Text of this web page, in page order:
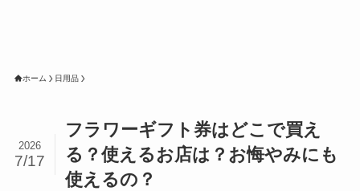
ホーム 日用品
フラワーギフト券はどこで買え
る？使えるお店は？お悔やみにも
使えるの？
2026
7/17